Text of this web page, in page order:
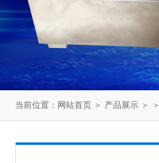
当前位置： 网站首页 ＞ 产品展示 ＞ ＞